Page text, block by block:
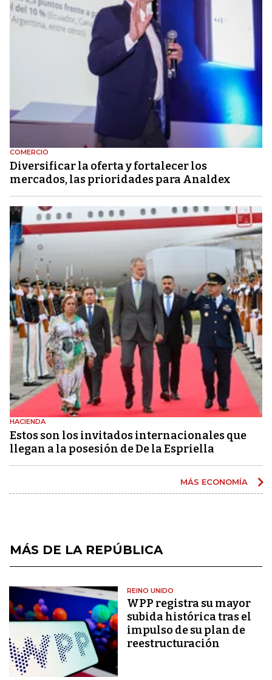
COMERCIO
Diversificar la oferta y fortalecer los
mercados, las prioridades para Analdex
HACIENDA
Estos son los invitados internacionales que
llegan a la posesión de De la Espriella
MÁS ECONOMÍA
MÁS DE LA REPÚBLICA
REINO UNIDO
WPP registra su mayor
subida histórica tras el
impulso de su plan de
reestructuración